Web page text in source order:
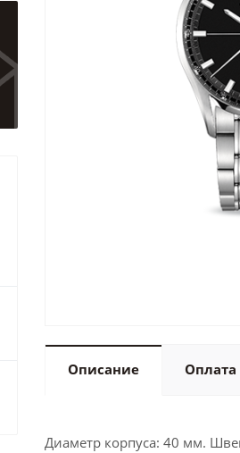
Описание Оплата
Диаметр корпуса: 40 мм.